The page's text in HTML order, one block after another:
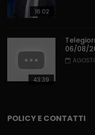
16:02
43:39
06/08/
POLICY E CONTATTI